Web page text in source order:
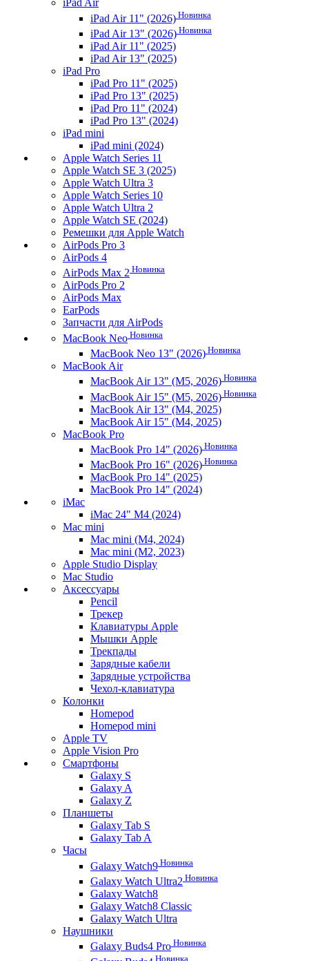
iPad Air
iPad Air 11" (2026) Новинка
iPad Air 13" (2026) Новинка
iPad Air 11" (2025)
iPad Air 13" (2025)
iPad Pro
iPad Pro 11" (2025)
iPad Pro 13" (2025)
iPad Pro 11" (2024)
iPad Pro 13" (2024)
iPad mini
iPad mini (2024)
Apple Watch Series 11
Apple Watch SE 3 (2025)
Apple Watch Ultra 3
Apple Watch Series 10
Apple Watch Ultra 2
Apple Watch SE (2024)
Ремешки для Apple Watch
AirPods Pro 3
AirPods 4
AirPods Max 2 Новинка
AirPods Pro 2
AirPods Max
EarPods
Запчасти для AirPods
MacBook Neo Новинка
MacBook Neo 13" (2026) Новинка
MacBook Air
MacBook Air 13" (M5, 2026) Новинка
MacBook Air 15" (M5, 2026) Новинка
MacBook Air 13" (M4, 2025)
MacBook Air 15" (M4, 2025)
MacBook Pro
MacBook Pro 14" (2026) Новинка
MacBook Pro 16" (2026) Новинка
MacBook Pro 14" (2025)
MacBook Pro 14" (2024)
iMac
iMac 24" M4 (2024)
Mac mini
Mac mini (M4, 2024)
Mac mini (M2, 2023)
Apple Studio Display
Mac Studio
Аксессуары
Pencil
Трекер
Клавиатуры Apple
Мышки Apple
Трекпады
Зарядные кабели
Зарядные устройства
Чехол-клавиатура
Колонки
Homepod
Homepod mini
Apple TV
Apple Vision Pro
Смартфоны
Galaxy S
Galaxy A
Galaxy Z
Планшеты
Galaxy Tab S
Galaxy Tab A
Часы
Galaxy Watch9 Новинка
Galaxy Watch Ultra2 Новинка
Galaxy Watch8
Galaxy Watch8 Classic
Galaxy Watch Ultra
Наушники
Galaxy Buds4 Pro Новинка
Новинка